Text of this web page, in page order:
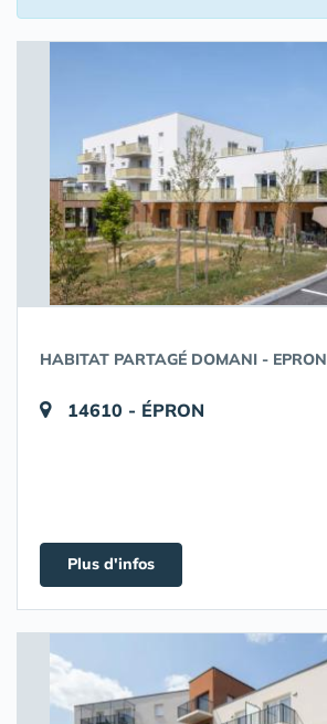
HABITAT PARTAGÉ DOMANI - EPRON
14610 - ÉPRON
Plus d'infos